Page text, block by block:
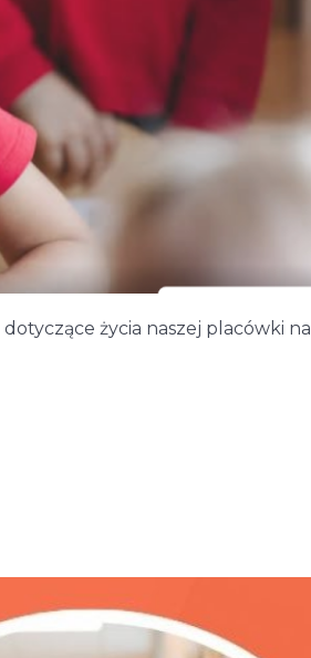
życia naszej placówki na